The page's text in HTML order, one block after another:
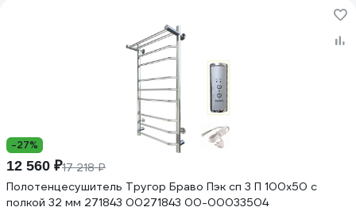
-27%
12 560 ₽17 218 ₽
Полотенцесушитель Тругор Браво Пэк сп 3 П 100x50 с
полкой 32 мм 271843 00271843 00-00033504